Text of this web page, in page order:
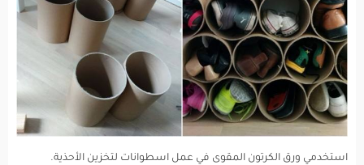
استخدمي ورق الكرتون المقوى في عمل اسطوانات لتخزين الأحذية.